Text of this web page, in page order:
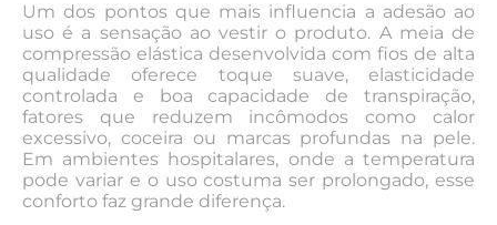
Um dos pontos que mais influencia a adesão ao
uso é a sensação ao vestir o produto. A meia de
compressão elástica desenvolvida com fios de alta
qualidade oferece toque suave, elasticidade
controlada e boa capacidade de transpiração,
fatores que reduzem incômodos como calor
excessivo, coceira ou marcas profundas na pele.
Em ambientes hospitalares, onde a temperatura
pode variar e o uso costuma ser prolongado, esse
conforto faz grande diferença.